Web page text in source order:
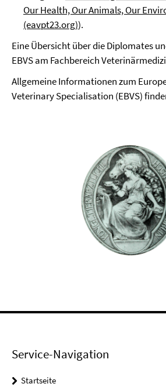
Our Health, Our Animals, Our
(eavpt23.org)).
Eine Übersicht über die Diplomates
EBVS am Fachbereich
Allgemeine Informationen zum
Veterinary Specialisation (EBVS)
Service-Navigation
Startseite